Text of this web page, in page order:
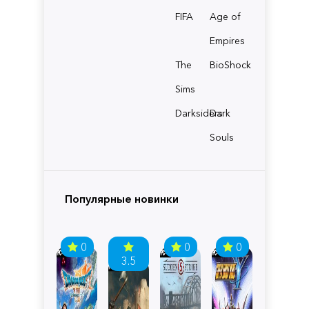
FIFA
Age of
Empires
The
Sims
BioShock
Darksiders
Dark
Souls
Популярные новинки
0
3.5
0 0